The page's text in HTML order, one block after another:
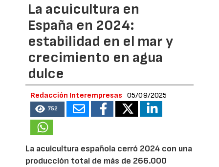
La acuicultura en
España en 2024:
estabilidad en el mar y
crecimiento en agua
dulce
Redacción Interempresas 05/09/2025
752
La acuicultura española cerró 2024 con una
producción total de más de 266.000